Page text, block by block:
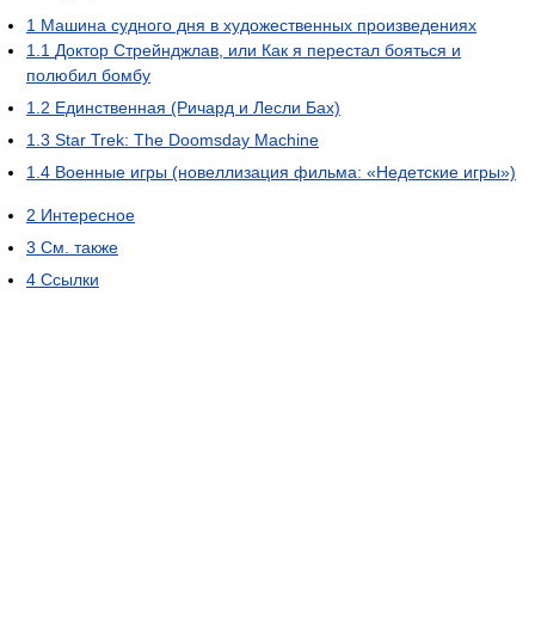
1 Машина судного дня в художественных произведениях
1.1 Доктор Стрейнджлав, или Как я перестал бояться и
полюбил бомбу
1.2 Единственная (Ричард и Лесли Бах)
1.3 Star Trek: The Doomsday Machine
1.4 Военные игры (новеллизация фильма: «Недетские игры»)
2 Интересное
3 См. также
4 Ссылки